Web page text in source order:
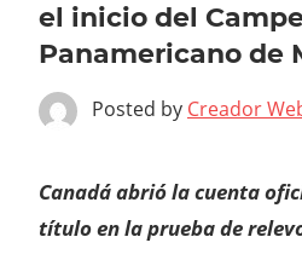
el inicio del
Panamericano de
Posted by Creador
Canadá abrió la cuenta
título en la prueba de